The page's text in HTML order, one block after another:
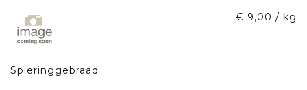
Spieringgebraad
€ 9,00 / kg